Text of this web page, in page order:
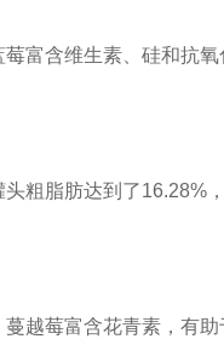
富含维生素、硅和抗
粗脂肪达到了16.28%
越莓富含花青素，有